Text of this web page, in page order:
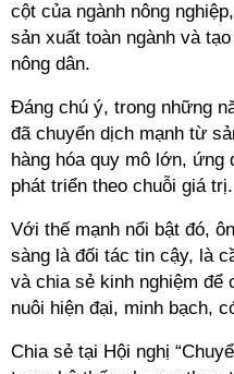
cột của ngành nông
sản xuất toàn ngành và
nông dân.
Đáng chú ý, trong những
đã chuyển dịch mạnh từ
hàng hóa quy mô lớn, ứng
phát triển theo chuỗi giá trị.
Với thế mạnh nổi bật đó,
sàng là đối tác tin cậy, là
và chia sẻ kinh nghiệm để
nuôi hiện đại, minh bạch,
Chia sẻ tại Hội nghị